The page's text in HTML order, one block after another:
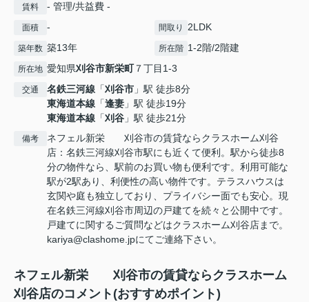
賃料 - 管理/共益費 -
面積 - 間取り 2LDK
築年数 築13年 所在階 1-2階/2階建
所在地 愛知県刈谷市新栄町７丁目1-3
交通 名鉄三河線 「刈谷市 」駅 徒歩8分
東海道本線 「逢妻 」駅 徒歩19分
東海道本線 「刈谷 」駅 徒歩21分
備考
ネフェル新栄 刈谷市の賃貸ならクラスホーム刈谷
店：名鉄三河線刈谷市駅にも近くて便利。駅から徒歩8
分の物件なら、駅前のお買い物も便利です。利用可能な
駅が2駅あり、利便性の高い物件です。テラスハウスは
玄関や庭も独立しており、プライバシー面でも安心。現
在名鉄三河線刈谷市周辺の戸建てを続々と公開中です。
戸建てに関するご質問などはクラスホーム刈谷店まで。
kariya@clashome.jpにてご連絡下さい。
ネフェル新栄 刈谷市の賃貸ならクラスホーム
刈谷店のコメント(おすすめポイント)